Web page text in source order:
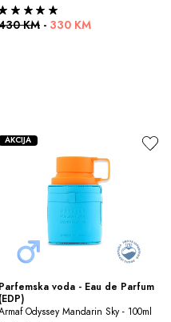
KM - 330 KM
Parfemska voda - Eau de Parfum
(EDP)
Odyssey Mandarin Sky - 100ml
AKCIJA